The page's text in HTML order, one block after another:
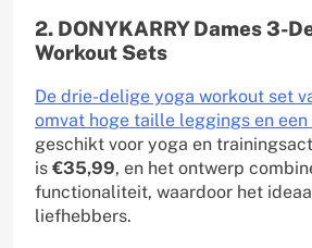
2. DONYKARRY Dames 3-
Workout Sets
De drie-delige yoga workout set
omvat hoge taille leggings en
geschikt voor yoga en
is €35,99, en het ontwerp
functionaliteit, waardoor het
liefhebbers.